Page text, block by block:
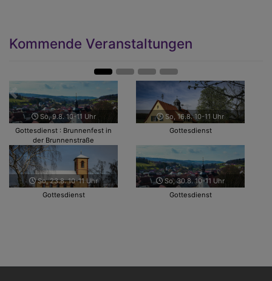
Kommende Veranstaltungen
So, 9.8. 10-11 Uhr
Gottesdienst : Brunnenfest in
der Brunnenstraße
So, 16.8. 10-11 Uhr
Gottesdienst
So, 23.8. 10-11 Uhr
Gottesdienst
So, 30.8. 10-11 Uhr
Gottesdienst
Zurück